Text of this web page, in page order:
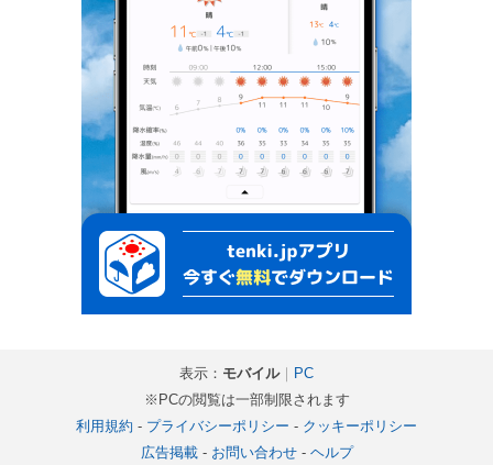
表示： モバイル｜ PC
※PCの閲覧は一部制限されます
利用規約 - プライバシーポリシー - クッキーポリシー
広告掲載- お問い合わせ- ヘルプ